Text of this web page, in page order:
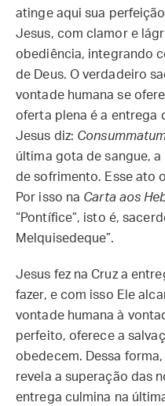
atinge aqui sua
Jesus, com clamor e
obediência, integrando
de Deus. O verdadeiro
vontade humana se
oferta plena é a entrega
Jesus diz:
última gota de sangue,
de sofrimento. Esse ato
Por isso na Carta aos
“Pontífice”, isto é,
Melquisedeque”.
Jesus fez na Cruz a
fazer, e com isso Ele
vontade humana à
perfeito, oferece a
obedecem. Dessa
revela a superação das
entrega culmina na